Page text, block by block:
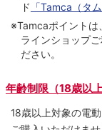
ド 「Tamca（タ
※Tamcaポイントは
ラインショップ
ださい。
年齢制限（18歳以
18歳以上対象の電